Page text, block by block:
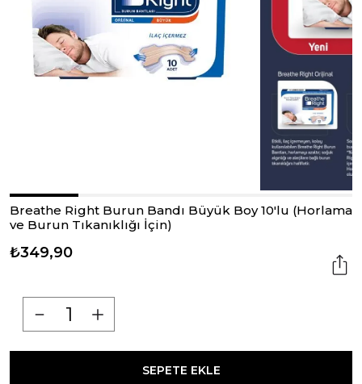
Breathe Right Burun Bandı Büyük Boy 10'lu (Horlama
ve Burun Tıkanıklığı İçin)
₺349,90
SEPETE EKLE